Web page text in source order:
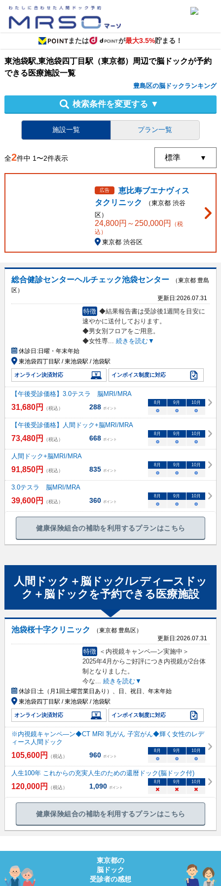
または が最大3.5%貯まる！
東池袋駅,東池袋四丁目駅（東京都）周辺で脳ドックが予約
できる医療施設一覧
豊島区の脳ドックランキング
検索条件を変更する ▼
施設一覧 プラン一覧
全2件中 1〜2件表示
広告
恵比寿ブエナヴィス
タクリニック
（東京都 渋谷
区）
24,800円～250,000円
（税
込）
東京都 渋谷区
総合健診センターヘルチェック池袋センター
（東京都 豊島
区）
更新日:2026.07.31
特徴 ◆結果報告書は受診後1週間を目安に
速やかに送付しております。
◆男女別フロアをご用意。
◆女性専... 続きを読む▼
休診日:日曜・年末年始
東池袋四丁目駅 / 東池袋駅 / 池袋駅
オンライン決済対応 インボイス制度に対応
【午後受診価格】3.0テスラ 脳MRI/MRA
31,680円 （税込） 288 ポイント
8月 9月 10月
○ ○ ○
【午後受診価格】人間ドック+脳MRI/MRA
73,480円 （税込） 668 ポイント
8月 9月 10月
○ ○ ○
人間ドック+脳MRI/MRA
91,850円 （税込） 835 ポイント
8月 9月 10月
○ ○ ○
3.0テスラ 脳MRI/MRA
39,600円 （税込） 360 ポイント
8月 9月 10月
○ ○ ○
健康保険組合の補助を利用するプランはこちら
人間ドック＋脳ドック/レディースドッ
ク＋脳ドック を予約できる 医療施設
池袋桜十字クリニック
（東京都 豊島区）
更新日:2026.07.31
特徴
＜内視鏡キャンペ―ン実施中＞
2025年4月からご好評につき内視鏡が2台体
制となりました。
今な... 続きを読む▼
休診日:土（月1回土曜営業日あり）、日、祝日、年末年始
東池袋四丁目駅 / 東池袋駅 / 池袋駅
オンライン決済対応 インボイス制度に対応
※内視鏡キャンペ―ン◆CT MRI 乳がん 子宮がん◆輝く女性のレデ
ィース人間ドック
105,600円 （税込） 960 ポイント
8月 9月 10月
○ ○ ○
人生100年 これからの充実人生のための還暦ドック(脳ドック付)
120,000円 （税込） 1,090 ポイント
8月 9月 10月
× × ×
健康保険組合の補助を利用するプランはこちら
東京都の
脳ドック
受診者の感想